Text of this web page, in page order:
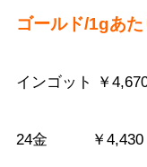
ゴールド/1gあ
インゴット ￥
24金 ￥4,430